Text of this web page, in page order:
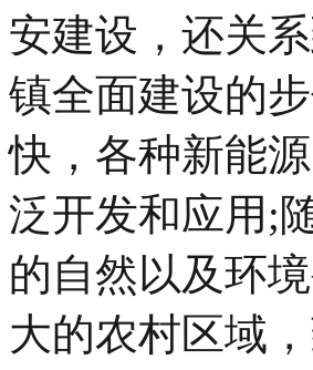
安建设，还关
镇全面建设的
快，各种新能
泛开发和应用;
的自然以及环
大的农村区域